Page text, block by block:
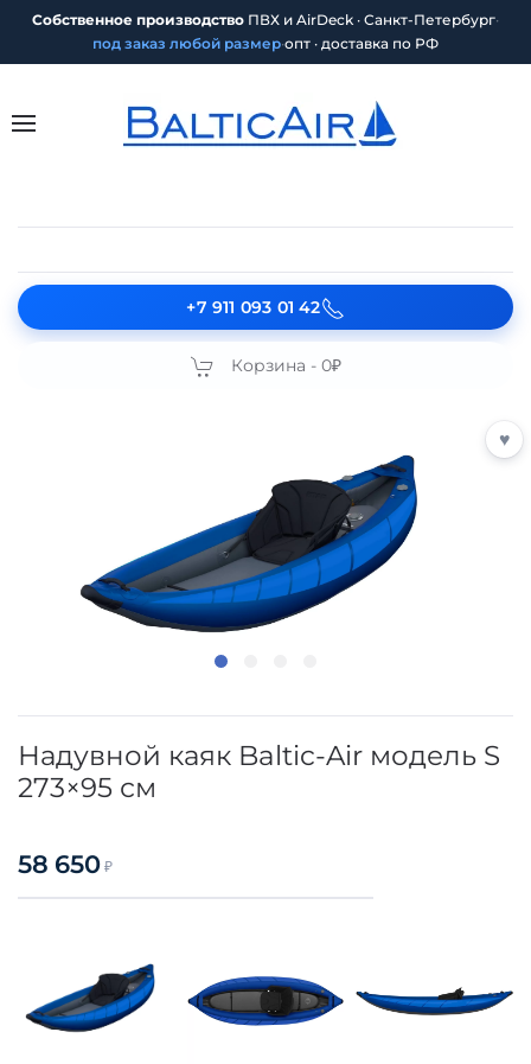
Собственное производство ПВХ и AirDeck · Санкт-Петербург·
под заказ любой размер·опт · доставка по РФ
+7 911 093 01 42
Корзина - 0₽
Надувной каяк Baltic-Air модель S
273×95 см
58 650 ₽
♥